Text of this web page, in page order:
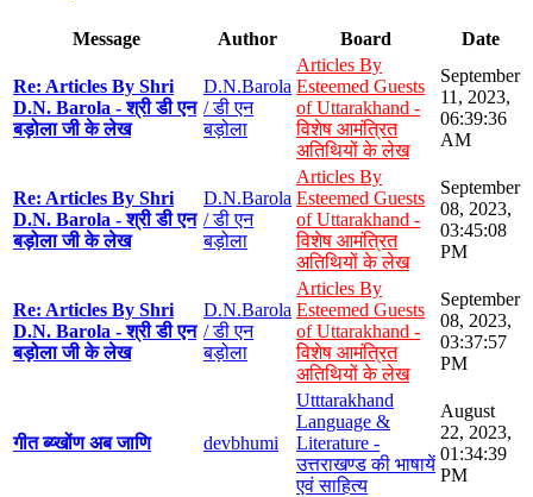
Message Author Board Date
Re: Articles By Shri
D.N. Barola - श्री डी एन
बड़ोला जी के लेख
D.N.Barola
/ डी एन
बड़ोला
Articles By
Esteemed Guests
of Uttarakhand -
विशेष आमंत्रित
अतिथियों के लेख
September
11, 2023,
06:39:36
AM
Re: Articles By Shri
D.N. Barola - श्री डी एन
बड़ोला जी के लेख
D.N.Barola
/ डी एन
बड़ोला
Articles By
Esteemed Guests
of Uttarakhand -
विशेष आमंत्रित
अतिथियों के लेख
September
08, 2023,
03:45:08
PM
Re: Articles By Shri
D.N. Barola - श्री डी एन
बड़ोला जी के लेख
D.N.Barola
/ डी एन
बड़ोला
Articles By
Esteemed Guests
of Uttarakhand -
विशेष आमंत्रित
अतिथियों के लेख
September
08, 2023,
03:37:57
PM
गीत ब्य्खोंण अब जाणि devbhumi
Utttarakhand
Language &
Literature -
उत्तराखण्ड की भाषायें
एवं साहित्य
August
22, 2023,
01:34:39
PM